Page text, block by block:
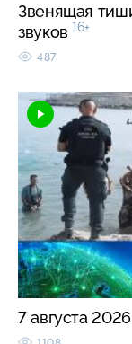
Звенящая
звуков 16+
487
7 августа